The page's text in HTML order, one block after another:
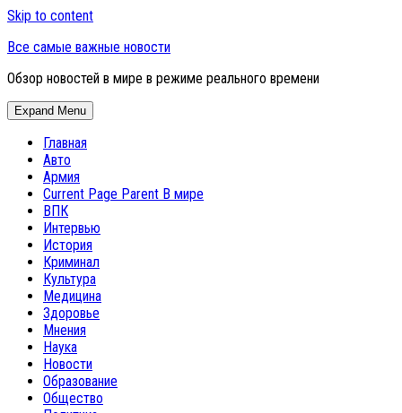
Skip to content
Все самые важные новости
Обзор новостей в мире в режиме реального времени
Expand Menu
Главная
Авто
Армия
Current Page Parent В мире
ВПК
Интервью
История
Криминал
Культура
Медицина
Здоровье
Мнения
Наука
Новости
Образование
Общество